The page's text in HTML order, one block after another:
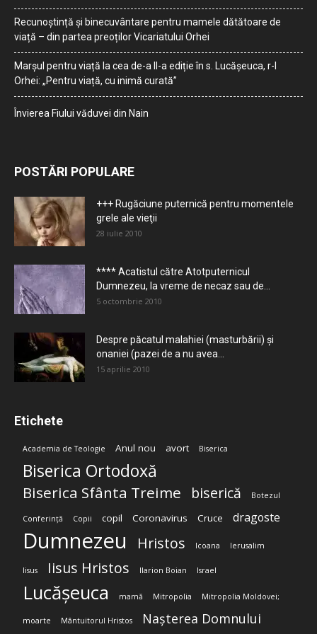
Recunoștință și binecuvântare pentru mamele dătătoare de
viață – din partea preoților Vicariatului Orhei
Marșul pentru viață la cea de-a II-a ediție în s. Lucășeuca, r-l
Orhei: „Pentru viață, cu inimă curată”
Învierea Fiului văduvei din Nain
POSTĂRI POPULARE
+++ Rugăciune puternică pentru momentele
grele ale vieţii
28 iulie 2010
**** Acatistul către Atotputernicul
Dumnezeu, la vreme de necaz sau de...
5 octombrie 2010
Despre păcatul malahiei (masturbării) şi
onaniei (pazei de a nu avea...
15 aprilie 2010
Etichete
Academia de Teologie Anul nou avort Biserica
Biserica Ortodoxă
Biserica Sfânta Treime biserică Botezul
Conferință Copii copil Coronavirus Cruce dragoste
Dumnezeu Hristos Icoana Ierusalim
Iisus Iisus Hristos Ilarion Boian Israel
Lucășeuca mamă Mitropolia Mitropolia Moldovei;
moarte Mântuitorul Hristos Nașterea Domnului